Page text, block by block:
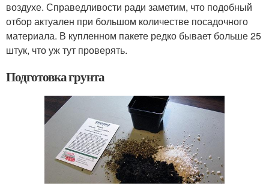
воздухе. Справедливости ради заметим, что подобный
отбор актуален при большом количестве посадочного
материала. В купленном пакете редко бывает больше 25
штук, что уж тут проверять.
Подготовка грунта